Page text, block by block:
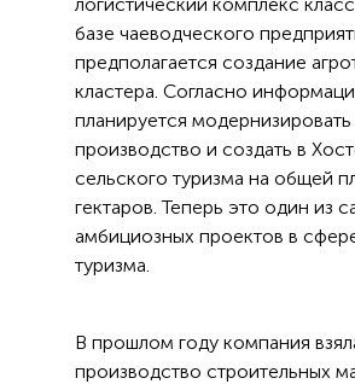
базе чаеводческого
предполагается создание
кластера. Согласно
планируется
производство и создать в
сельского туризма на общей
гектаров. Теперь это один из
амбициозных проектов в
туризма.
В прошлом году компания
производство строительных